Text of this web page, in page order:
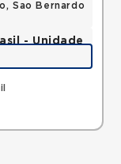
Sao Bernardo
- Unidade
SP,